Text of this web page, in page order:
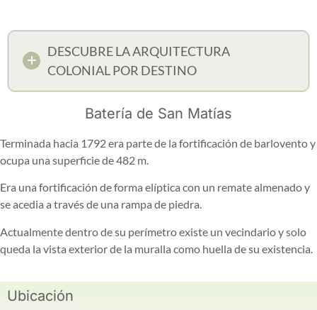
DESCUBRE LA ARQUITECTURA
COLONIAL POR DESTINO
Batería de San Matías
Terminada hacia 1792 era parte de la fortificación de barlovento y
ocupa una superficie de 482 m.
Era una fortificación de forma elíptica con un remate almenado y
se acedia a través de una rampa de piedra.
Actualmente dentro de su perímetro existe un vecindario y solo
queda la vista exterior de la muralla como huella de su existencia.
Ubicación